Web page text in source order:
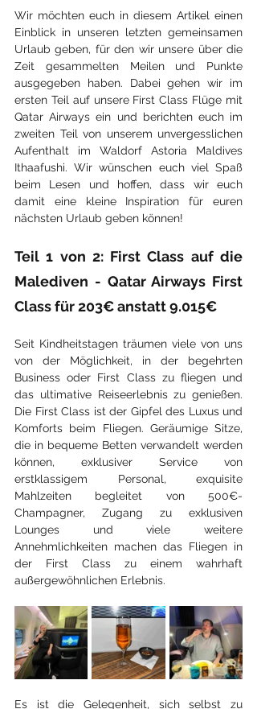
Wir möchten euch in diesem Artikel einen
Einblick in unseren letzten gemeinsamen
Urlaub geben, für den wir unsere über die
Zeit gesammelten Meilen und Punkte
ausgegeben haben. Dabei gehen wir im
ersten Teil auf unsere First Class Flüge mit
Qatar Airways ein und berichten euch im
zweiten Teil von unserem unvergesslichen
Aufenthalt im Waldorf Astoria Maldives
Ithaafushi. Wir wünschen euch viel Spaß
beim Lesen und hoffen, dass wir euch
damit eine kleine Inspiration für euren
nächsten Urlaub geben können!
Teil 1 von 2: First Class auf die
Malediven - Qatar Airways First
Class für 203€ anstatt 9.015€
Seit Kindheitstagen träumen viele von uns
von der Möglichkeit, in der begehrten
Business oder First Class zu fliegen und
das ultimative Reiseerlebnis zu genießen.
Die First Class ist der Gipfel des Luxus und
Komforts beim Fliegen. Geräumige Sitze,
die in bequeme Betten verwandelt werden
können, exklusiver Service von
erstklassigem Personal, exquisite
Mahlzeiten begleitet von 500€-
Champagner, Zugang zu exklusiven
Lounges und viele weitere
Annehmlichkeiten machen das Fliegen in
der First Class zu einem wahrhaft
außergewöhnlichen Erlebnis.
Es ist die Gelegenheit, sich selbst zu